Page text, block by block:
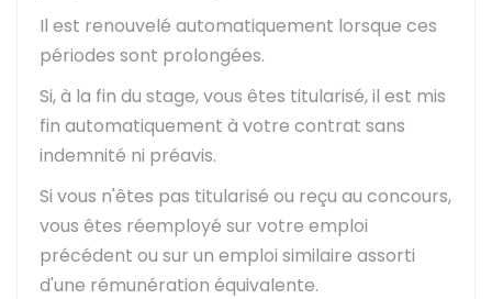
Il est renouvelé automatiquement lorsque ces
périodes sont prolongées.
Si, à la fin du stage, vous êtes titularisé, il est mis
fin automatiquement à votre contrat sans
indemnité ni préavis.
Si vous n'êtes pas titularisé ou reçu au concours,
vous êtes réemployé sur votre emploi
précédent ou sur un emploi similaire assorti
d'une rémunération équivalente.